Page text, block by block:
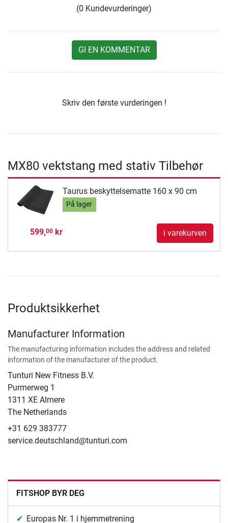
(0 Kundevurderinger)
GI EN KOMMENTAR
Skriv den første vurderingen !
MX80 vektstang med stativ Tilbehør
Taurus beskyttelsematte 160 x 90 cm
På lager
599,00kr i varekurven
Produktsikkerhet
Manufacturer Information
The manufacturing information includes the address and related
information of the manufacturer of the product.
Tunturi New Fitness B.V.
​Purmerweg 1
1311 XE Almere
The Netherlands
+31 629 383777
service.deutschland@tunturi.com
FITSHOP BYR DEG
Europas Nr. 1 i hjemmetrening